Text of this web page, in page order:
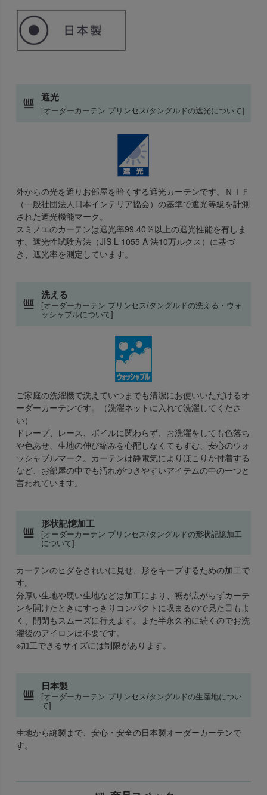
遮光
[オーダーカーテン プリンセス/タングルドの遮光について]
外からの光を遮りお部屋を暗くする遮光カーテンです。ＮＩＦ
（一般社団法人日本インテリア協会）の基準で遮光等級を計測
された遮光機能マーク。
スミノエのカーテンは遮光率99.40％以上の遮光性能を有しま
す。遮光性試験方法（JIS L 1055 A 法10万ルクス）に基づ
き、遮光率を測定しています。
洗える
[オーダーカーテン プリンセス/タングルドの洗える・ウォ
ッシャブルについて]
ご家庭の洗濯機で洗えていつまでも清潔にお使いいただけるオ
ーダーカーテンです。（洗濯ネットに入れて洗濯してくださ
い）
ドレープ、レース、ボイルに関わらず、お洗濯をしても色落ち
や色あせ、生地の伸び縮みを心配しなくてもすむ、安心のウォ
ッシャブルマーク。カーテンは静電気によりほこりが付着する
など、お部屋の中でも汚れがつきやすいアイテムの中の一つと
言われています。
形状記憶加工
[オーダーカーテン プリンセス/タングルドの形状記憶加工
について]
カーテンのヒダをきれいに見せ、形をキープするための加工で
す。
分厚い生地や硬い生地などは加工により、裾が広がらずカーテ
ンを開けたときにすっきりコンパクトに収まるので見た目もよ
く、開閉もスムーズに行えます。また半永久的に続くのでお洗
濯後のアイロンは不要です。
※加工できるサイズには制限があります。
日本製
[オーダーカーテン プリンセス/タングルドの生産地につい
て]
生地から縫製まで、安心・安全の日本製オーダーカーテンで
す。